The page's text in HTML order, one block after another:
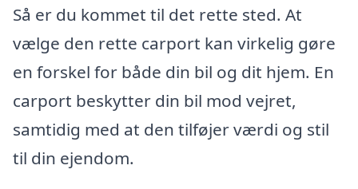
Så er du kommet til det rette sted. At
vælge den rette carport kan virkelig gøre
en forskel for både din bil og dit hjem. En
carport beskytter din bil mod vejret,
samtidig med at den tilføjer værdi og stil
til din ejendom.